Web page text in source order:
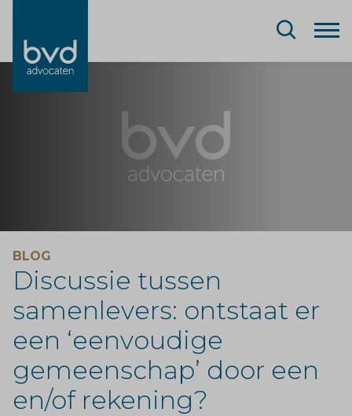
BLOG
Discussie tussen
samenlevers: ontstaat er
een ‘eenvoudige
gemeenschap’ door een
en/of rekening?